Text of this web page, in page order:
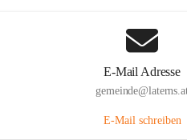
E-Mail Adresse
E-Mail schreiben